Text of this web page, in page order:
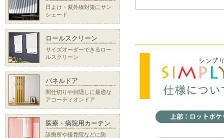
日よけ・紫外線対策にサン
シェード
ロールスクリーン
サイズオーダーできるロー
ルスクリーン
パネルドア
間仕切りや目隠しに最適な
アコーディオンドア
医療・病院用カーテン
診療所や接骨院などに防